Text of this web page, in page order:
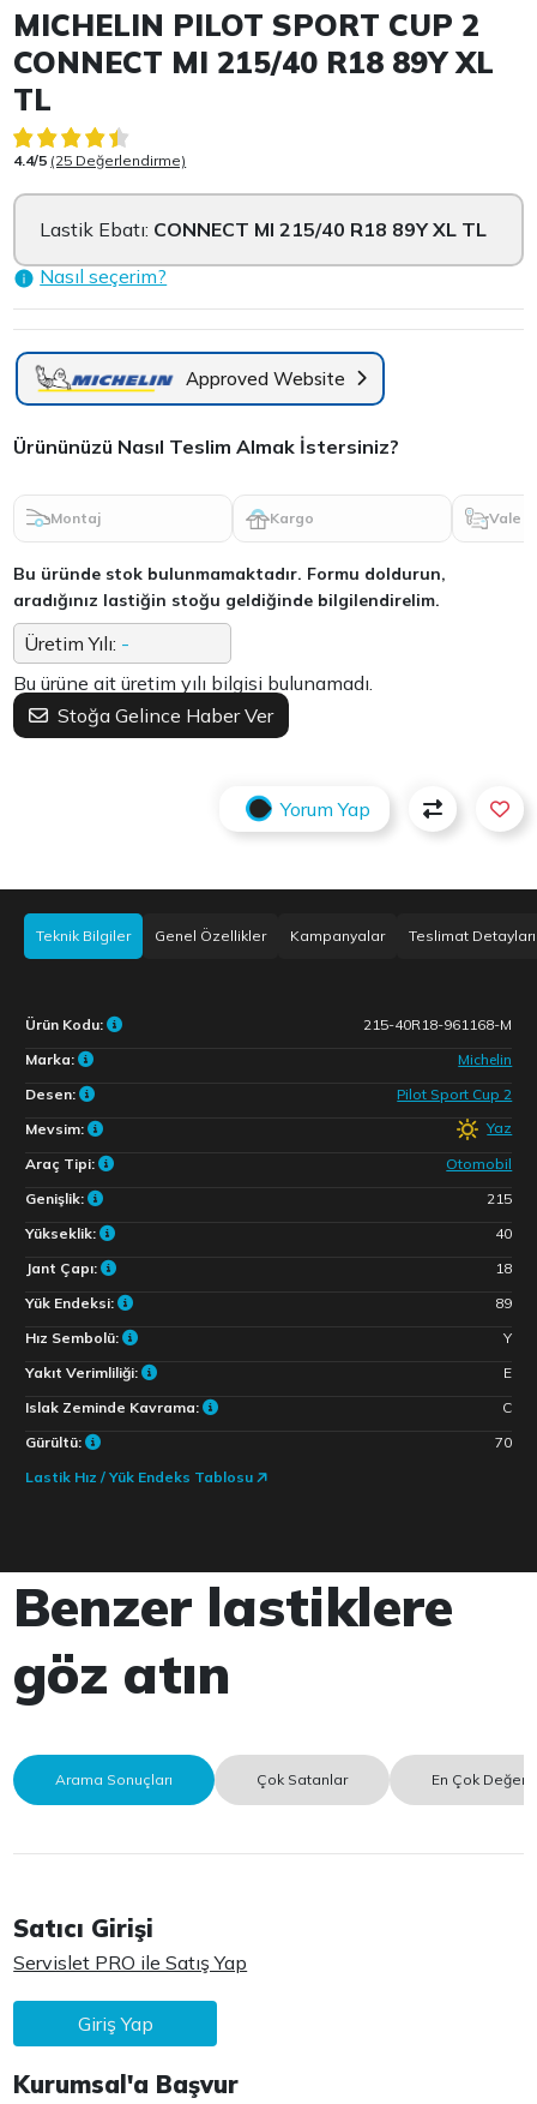
Item 1 of 2
MICHELIN PILOT SPORT CUP 2
CONNECT MI 215/40 R18 89Y XL
TL
4.4/5 (25 Değerlendirme)
Lastik Ebatı: CONNECT MI 215/40 R18 89Y XL TL
Nasıl seçerim?
Approved Website
Ürününüzü Nasıl Teslim Almak İstersiniz?
Montaj Kargo Vale
Bu üründe stok bulunmamaktadır. Formu doldurun,
aradığınız lastiğin stoğu geldiğinde bilgilendirelim.
Üretim Yılı: -
Bu ürüne ait üretim yılı bilgisi bulunamadı.
Stoğa Gelince Haber Ver
Yorum Yap
Teknik Bilgiler Genel Özellikler Kampanyalar Teslimat Detayları
Ürün Kodu:
215-40R18-961168-M
Marka:
Michelin
Desen:
Pilot Sport Cup 2
Mevsim:
Yaz
Araç Tipi:
Otomobil
Genişlik:
215
Yükseklik:
40
Jant Çapı:
18
Yük Endeksi:
89
Hız Sembolü:
Y
Yakıt Verimliliği:
E
Islak Zeminde Kavrama:
C
Gürültü:
70
Lastik Hız / Yük Endeks Tablosu
Benzer lastiklere
göz atın
Arama Sonuçları Çok Satanlar En Çok
Satıcı Girişi
Servislet PRO ile Satış Yap
Giriş Yap
Kurumsal'a Başvur